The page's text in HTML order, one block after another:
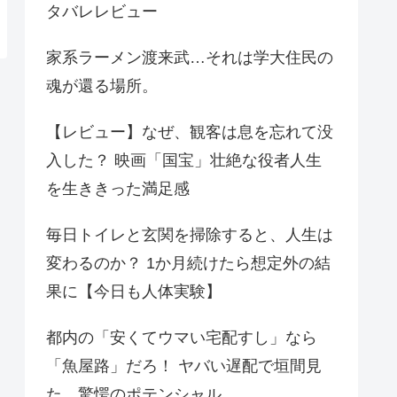
タバレレビュー
家系ラーメン渡来武…それは学大住民の
魂が還る場所。
【レビュー】なぜ、観客は息を忘れて没
入した？ 映画「国宝」壮絶な役者人生
を生ききった満足感
毎日トイレと玄関を掃除すると、人生は
変わるのか？ 1か月続けたら想定外の結
果に【今日も人体実験】
都内の「安くてウマい宅配すし」なら
「魚屋路」だろ！ ヤバい遅配で垣間見